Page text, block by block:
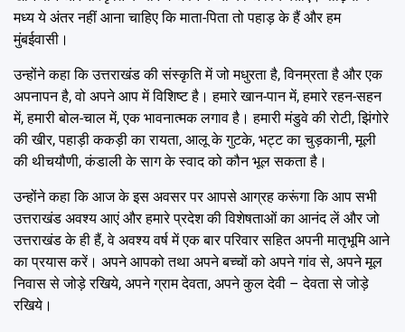
मध्य ये अंतर नहीं आना चाहिए कि माता-पिता तो पहाड़ के हैं और हम
मुंबईवासी।
उन्होंने कहा कि उत्तराखंड की संस्कृति में जो मधुरता है, विनम्रता है और एक
अपनापन है, वो अपने आप में विशिष्ट है। हमारे खान-पान में, हमारे रहन-सहन
में, हमारी बोल-चाल में, एक भावनात्मक लगाव है। हमारी मंडुवे की रोटी, झिंगोरे
की खीर, पहाड़ी ककड़ी का रायता, आलू के गुटके, भट्ट का चुड़कानी, मूली
की थीचयौणी, कंडाली के साग के स्वाद को कौन भूल सकता है।
उन्होंने कहा कि आज के इस अवसर पर आपसे आग्रह करूंगा कि आप सभी
उत्तराखंड अवश्य आएं और हमारे प्रदेश की विशेषताओं का आनंद लें और जो
उत्तराखंड के ही हैं, वे अवश्य वर्ष में एक बार परिवार सहित अपनी मातृभूमि आने
का प्रयास करें। अपने आपको तथा अपने बच्चों को अपने गांव से, अपने मूल
निवास से जोड़े रखिये, अपने ग्राम देवता, अपने कुल देवी – देवता से जोड़े
रखिये।